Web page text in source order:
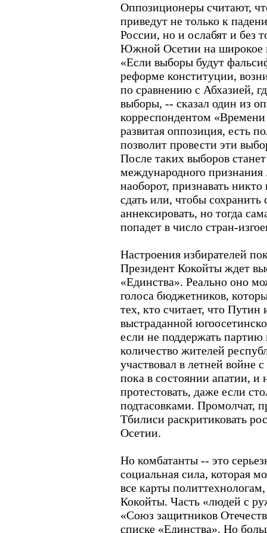
Оппозиционеры считают,
приведут не только к
России, но и ослабят и без
Южной Осетии на широкое
«Если выборы будут
реформе конституции,
по сравнению с Абхазией,
выборы, -- сказал один из
корреспондентом
развитая оппозиция, есть
позволит провести эти
После таких выборов
международного
наоборот, признавать
сдать или, чтобы
аннексировать, но тогда
попадет в число стран-
Настроения избирателей
Президент Кокойты ждет
«Единства». Реально оно
голоса бюджетников,
тех, кто считает, что
выстраданной
если не поддержать
количество жителей
участвовал в летней войне
пока в состоянии апатии, и
протестовать, даже если
подтасовками. Промолчат,
Тбилиси раскритиковать
Осетии.
Но комбатанты -- это
социальная сила, которая
все карты
Кокойты. Часть «людей с
«Союз защитников
списке «Единства». Но